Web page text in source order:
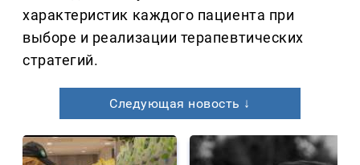
характеристик каждого пациента при
выборе и реализации терапевтических
стратегий.
Следующая новость ↓